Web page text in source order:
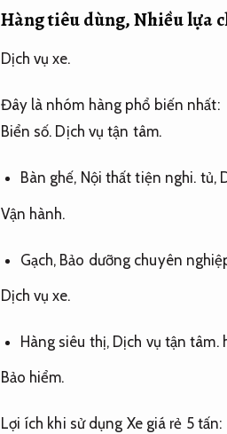
Hàng tiêu dùng,Nhiều lựa
Dịch vụ xe.
Đây là nhóm hàng phổ biến nhất:
Biển số. Dịch vụ tận tâm.
Bàn ghế, Nội thất tiện nghi. tủ,
Vận hành.
Gạch, Bảo dưỡng chuyên
Dịch vụ xe.
Hàng siêu thị, Dịch vụ tận tâm.
Bảo hiểm.
Lợi ích khi sử dụng Xe giá rẻ 5 tấn: